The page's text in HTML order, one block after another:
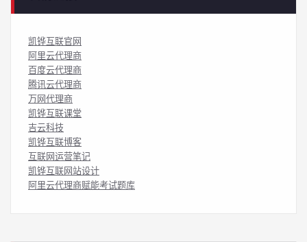
凯铧互联官网
阿里云代理商
百度云代理商
腾讯云代理商
万网代理商
凯铧互联课堂
吉云科技
凯铧互联博客
互联网运营笔记
凯铧互联网站设计
阿里云代理商赋能考试题库